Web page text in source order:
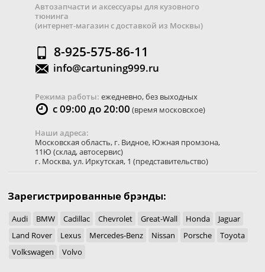
Автозапчасти и аксессуары для кузовного
тюнинга
(интернет-магазин с доставкой из Москвы)
8-925-575-86-11
info@cartuning999.ru
Режима работы: ежедневно, без выходных
с 09:00 до 20:00 (время московское)
Наши адреса:
Московская область, г. Видное, Южная промзона,
11Ю (склад, автосервис)
г. Москва,ул. Иркутская, 1 (представительство)
Зарегистрированные брэнды:
Audi BMW Cadillac Chevrolet Great-Wall Honda
Jaguar
Land Rover
Lexus Mercedes-Benz Nissan Porsche
Toyota
Volkswagen
Volvo